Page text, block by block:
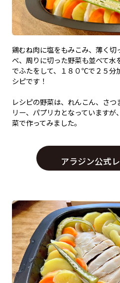
鶏むね肉に塩をもみこみ、薄く
べ、周りに切った野菜も並べて水
でふたをして、１８０℃で２５分
シピです！
レシピの野菜は、れんこん、さ
リー、パプリカとなっています
菜で作ってみました。
アラジン公式